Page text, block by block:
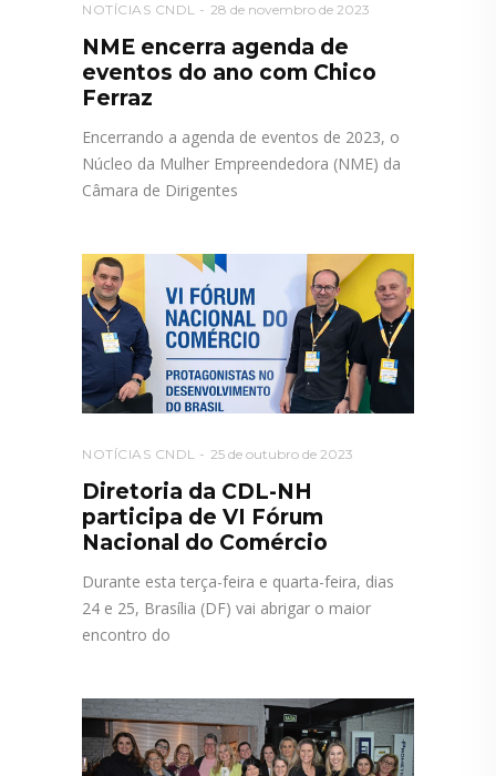
NOTÍCIAS CNDL 28 de novembro de 2023
NME encerra agenda de
eventos do ano com Chico
Ferraz
Encerrando a agenda de eventos de 2023, o
Núcleo da Mulher Empreendedora (NME) da
Câmara de Dirigentes
NOTÍCIAS CNDL 25 de outubro de 2023
Diretoria da CDL-NH
participa de VI Fórum
Nacional do Comércio
Durante esta terça-feira e quarta-feira, dias
24 e 25, Brasília (DF) vai abrigar o maior
encontro do